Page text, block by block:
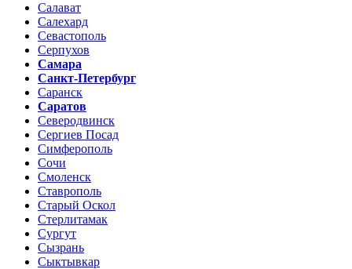
Салават
Салехард
Севастополь
Серпухов
Самара
Санкт-Петербург
Саранск
Саратов
Северодвинск
Сергиев Посад
Симферополь
Сочи
Смоленск
Ставрополь
Старый Оскол
Стерлитамак
Сургут
Сызрань
Сыктывкар